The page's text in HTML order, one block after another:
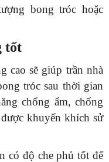
bong tróc hoặc
tốt
cao sẽ giúp trần nhà
tróc sau thời gian
chống ẩm, chống
khuyến khích sử
có độ che phủ tốt để